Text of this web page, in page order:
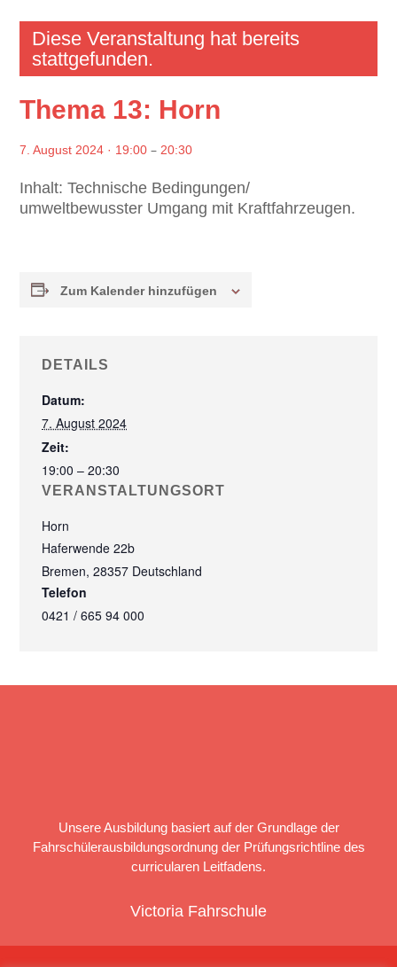
Diese Veranstaltung hat bereits
stattgefunden.
Thema 13: Horn
7. August 2024 · 19:00 – 20:30
Inhalt: Technische Bedingungen/
umweltbewusster Umgang mit Kraftfahrzeugen.
Zum Kalender hinzufügen
DETAILS
Datum:
7. August 2024
Zeit:
19:00 – 20:30
VERANSTALTUNGSORT
Horn
Haferwende 22b
Bremen, 28357 Deutschland
Telefon
0421 / 665 94 000
Unsere Ausbildung basiert auf der Grundlage der
Fahrschülerausbildungsordnung der Prüfungsrichtline des
curricularen Leitfadens.
Victoria Fahrschule